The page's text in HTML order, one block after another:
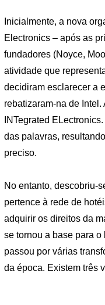
Inicialmente, a nova
Electronics – após as
fundadores (Noyce,
atividade que
decidiram esclarecer a
rebatizaram-na de
INTegrated
das palavras,
preciso.
No entanto, descobriu-
pertence à rede de
adquirir os direitos da
se tornou a base para
passou por várias
da época. Existem três